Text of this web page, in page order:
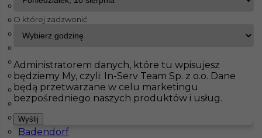
InServ Oferty pracy
Pokaż filtr
Fürstenfeldbruck
Bad Schmiedeberg
Jahnatal
Ecklak
Brieselang
Langerringen
Maintal
Haiterbach
Badendorf
O której zadzwonić:
Administratorem danych, które tu wpisujesz
będziemy My, czyli: In-Serv Team Sp. z o.o. Dane
będą przetwarzane w celu marketingu
bezpośredniego naszych produktów i usług.
Wyślij